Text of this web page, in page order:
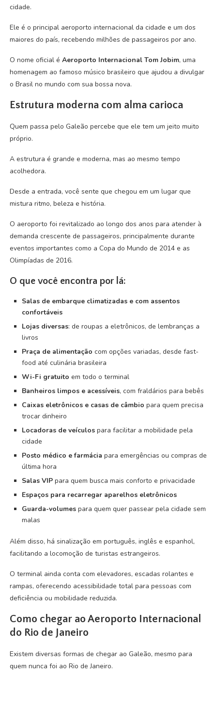
cidade.
Ele é o principal aeroporto internacional da cidade e um dos
maiores do país, recebendo milhões de passageiros por ano.
O nome oficial é Aeroporto Internacional Tom Jobim, uma
homenagem ao famoso músico brasileiro que ajudou a divulgar
o Brasil no mundo com sua bossa nova.
Estrutura moderna com alma carioca
Quem passa pelo Galeão percebe que ele tem um jeito muito
próprio.
A estrutura é grande e moderna, mas ao mesmo tempo
acolhedora.
Desde a entrada, você sente que chegou em um lugar que
mistura ritmo, beleza e história.
O aeroporto foi revitalizado ao longo dos anos para atender à
demanda crescente de passageiros, principalmente durante
eventos importantes como a Copa do Mundo de 2014 e as
Olimpíadas de 2016.
O que você encontra por lá:
Salas de embarque climatizadas e com assentos
confortáveis
Lojas diversas: de roupas a eletrônicos, de lembranças a
livros
Praça de alimentação com opções variadas, desde fast-
food até culinária brasileira
Wi-Fi gratuito em todo o terminal
Banheiros limpos e acessíveis, com fraldários para bebês
Caixas eletrônicos e casas de câmbio para quem precisa
trocar dinheiro
Locadoras de veículos para facilitar a mobilidade pela
cidade
Posto médico e farmácia para emergências ou compras de
última hora
Salas VIP para quem busca mais conforto e privacidade
Espaços para recarregar aparelhos eletrônicos
Guarda-volumes para quem quer passear pela cidade sem
malas
Além disso, há sinalização em português, inglês e espanhol,
facilitando a locomoção de turistas estrangeiros.
O terminal ainda conta com elevadores, escadas rolantes e
rampas, oferecendo acessibilidade total para pessoas com
deficiência ou mobilidade reduzida.
Como chegar ao Aeroporto Internacional
do Rio de Janeiro
Existem diversas formas de chegar ao Galeão, mesmo para
quem nunca foi ao Rio de Janeiro.